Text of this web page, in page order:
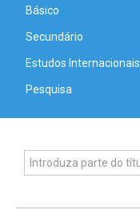
Básico
Secundário
Estudos Internacionais
Pesquisa